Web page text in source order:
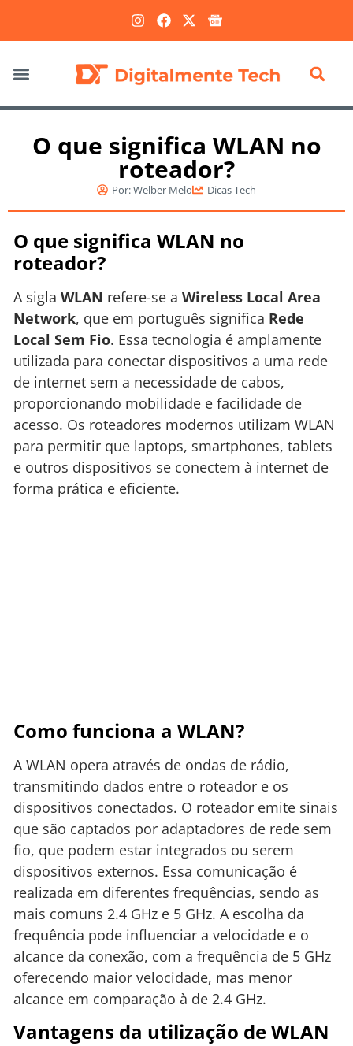
O que significa WLAN no
roteador?
Por:Welber Melo Dicas Tech
O que significa WLAN no
roteador?
A sigla WLAN refere-se a Wireless Local Area
Network, que em português significa Rede
Local Sem Fio. Essa tecnologia é amplamente
utilizada para conectar dispositivos a uma rede
de internet sem a necessidade de cabos,
proporcionando mobilidade e facilidade de
acesso. Os roteadores modernos utilizam WLAN
para permitir que laptops, smartphones, tablets
e outros dispositivos se conectem à internet de
forma prática e eficiente.
Como funciona a WLAN?
A WLAN opera através de ondas de rádio,
transmitindo dados entre o roteador e os
dispositivos conectados. O roteador emite sinais
que são captados por adaptadores de rede sem
fio, que podem estar integrados ou serem
dispositivos externos. Essa comunicação é
realizada em diferentes frequências, sendo as
mais comuns 2.4 GHz e 5 GHz. A escolha da
frequência pode influenciar a velocidade e o
alcance da conexão, com a frequência de 5 GHz
oferecendo maior velocidade, mas menor
alcance em comparação à de 2.4 GHz.
Vantagens da utilização de WLAN